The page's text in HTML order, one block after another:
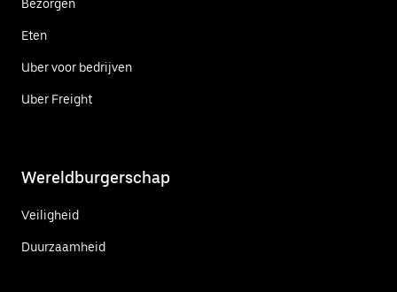
Bezorgen
Eten
Uber voor bedrijven
Uber Freight
Wereldburgerschap
Veiligheid
Duurzaamheid